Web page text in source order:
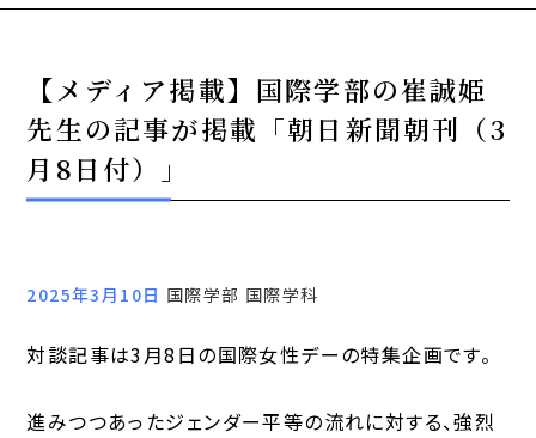
【メディア掲載】国際学部の崔誠姫
先生の記事が掲載「朝日新聞朝刊（3
月8日付）」
2025年3月10日 国際学部 国際学科
対談記事は3月8日の国際女性デーの特集企画です。
進みつつあったジェンダー平等の流れに対する、強烈